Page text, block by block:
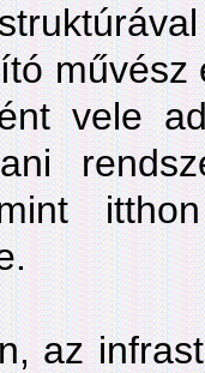
vele
mint
az